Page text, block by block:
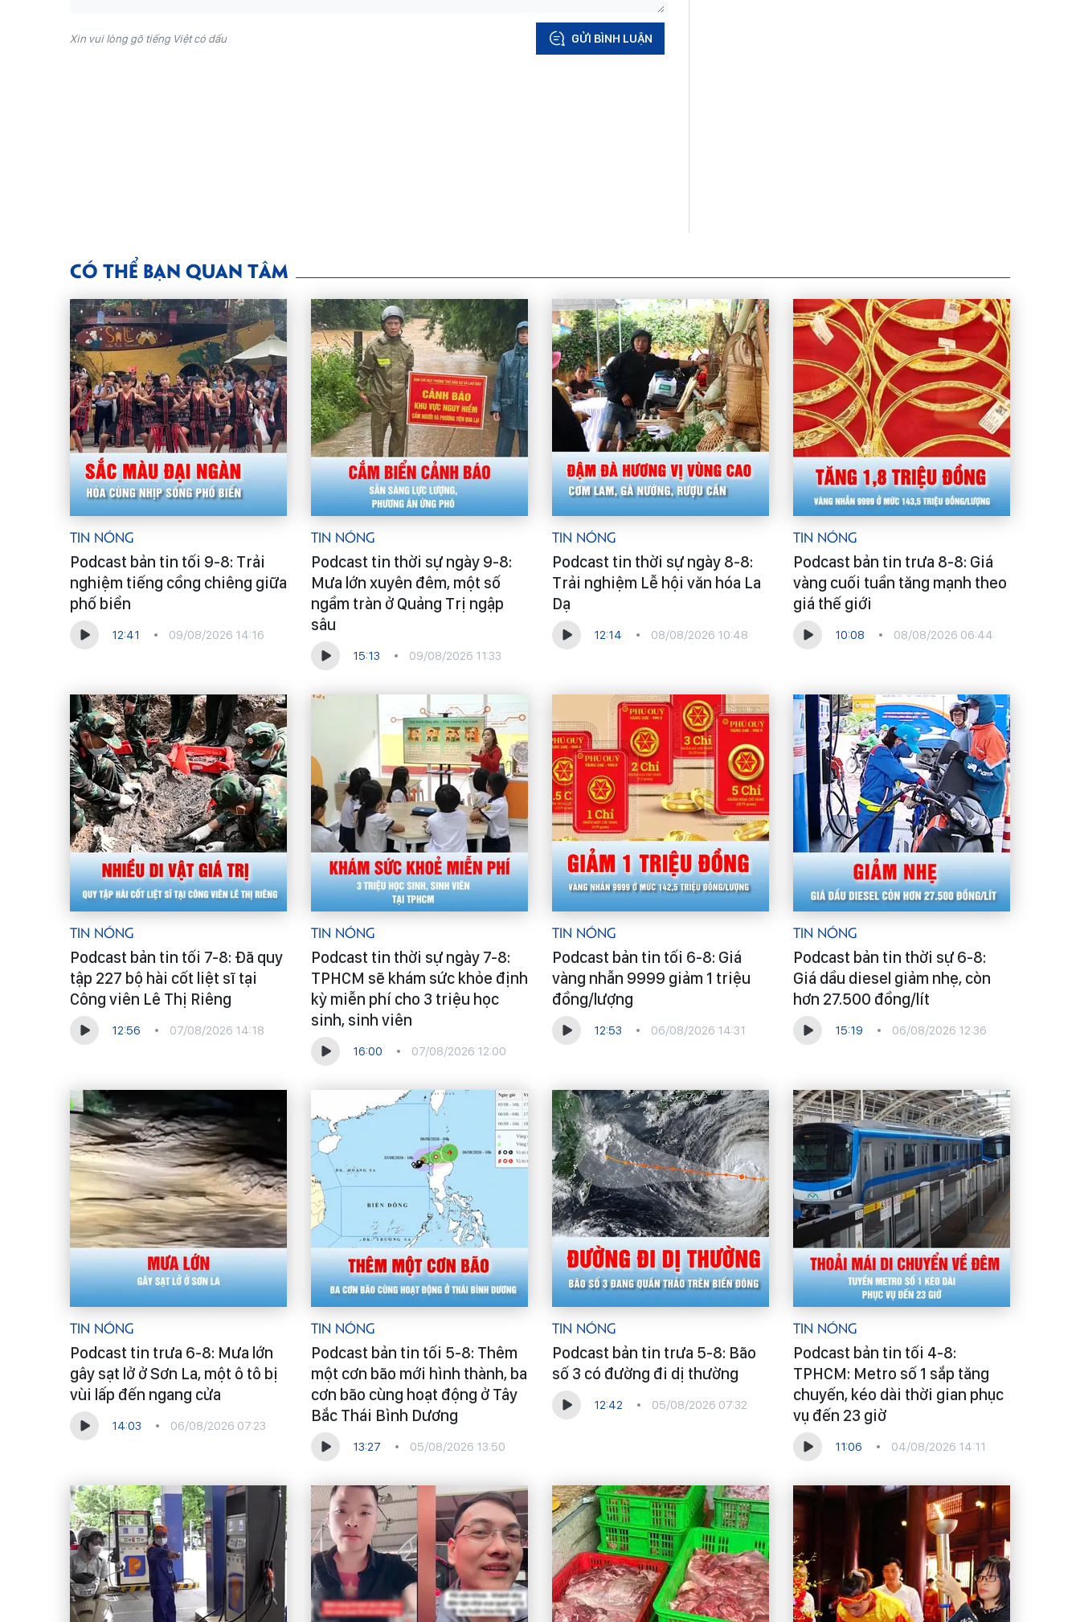
Xin vui lòng gõ tiếng Việt có dấu GỬI BÌNH LUẬN
CÓ THỂ BẠN QUAN TÂM
Tin Nóng
Podcast bản tin tối 9-8: Trải
nghiệm tiếng cồng chiêng giữa
phố biển
12:41 09/08/2026 14:16
Tin Nóng
Podcast tin thời sự ngày 9-8:
Mưa lớn xuyên đêm, một số
ngầm tràn ở Quảng Trị ngập
sâu
15:13 09/08/2026 11:33
Tin Nóng
Podcast tin thời sự ngày 8-8:
Trải nghiệm Lễ hội văn hóa La
Dạ
12:14 08/08/2026 10:48
Tin Nóng
Podcast bản tin trưa 8-8: Giá
vàng cuối tuần tăng mạnh theo
giá thế giới
10:08 08/08/2026 06:44
Tin Nóng
Podcast bản tin tối 7-8: Đã quy
tập 227 bộ hài cốt liệt sĩ tại
Công viên Lê Thị Riêng
12:56 07/08/2026 14:18
Tin Nóng
Podcast tin thời sự ngày 7-8:
TPHCM sẽ khám sức khỏe định
kỳ miễn phí cho 3 triệu học
sinh, sinh viên
16:00 07/08/2026 12:00
Tin Nóng
Podcast bản tin tối 6-8: Giá
vàng nhẫn 9999 giảm 1 triệu
đồng/lượng
12:53 06/08/2026 14:31
Tin Nóng
Podcast bản tin thời sự 6-8:
Giá dầu diesel giảm nhẹ, còn
hơn 27.500 đồng/lít
15:19 06/08/2026 12:36
Tin Nóng
Podcast tin trưa 6-8: Mưa lớn
gây sạt lở ở Sơn La, một ô tô bị
vùi lấp đến ngang cửa
14:03 06/08/2026 07:23
Tin Nóng
Podcast bản tin tối 5-8: Thêm
một cơn bão mới hình thành, ba
cơn bão cùng hoạt động ở Tây
Bắc Thái Bình Dương
13:27 05/08/2026 13:50
Tin Nóng
Podcast bản tin trưa 5-8: Bão
số 3 có đường đi dị thường
12:42 05/08/2026 07:32
Tin Nóng
Podcast bản tin tối 4-8:
TPHCM: Metro số 1 sắp tăng
chuyến, kéo dài thời gian phục
vụ đến 23 giờ
11:06 04/08/2026 14:11